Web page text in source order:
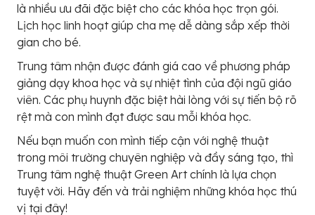
là nhiều ưu đãi đặc biệt cho các khóa học trọn gói.
Lịch học linh hoạt giúp cha mẹ dễ dàng sắp xếp thời
gian cho bé.
Trung tâm nhận được đánh giá cao về phương pháp
giảng dạy khoa học và sự nhiệt tình của đội ngũ giáo
viên. Các phụ huynh đặc biệt hài lòng với sự tiến bộ rõ
rệt mà con mình đạt được sau mỗi khóa học.
Nếu bạn muốn con mình tiếp cận với nghệ thuật
trong môi trường chuyên nghiệp và đầy sáng tạo, thì
Trung tâm nghệ thuật Green Art chính là lựa chọn
tuyệt vời. Hãy đến và trải nghiệm những khóa học thú
vị tại đây!